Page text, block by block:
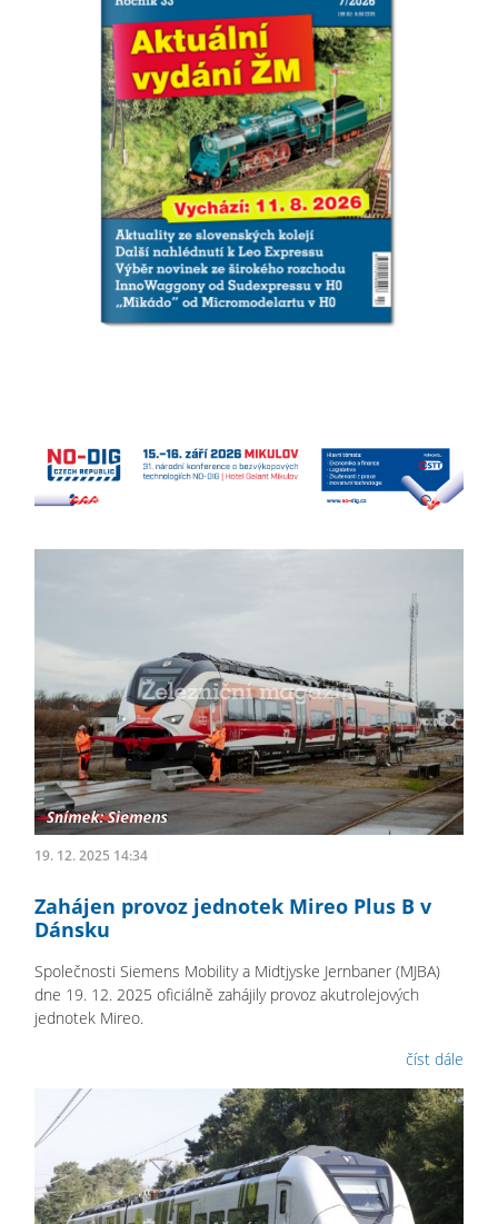
19. 12. 2025 14:34
Zahájen provoz jednotek Mireo Plus B v
Dánsku
Společnosti Siemens Mobility a Midtjyske Jernbaner (MJBA)
dne 19. 12. 2025 oficiálně zahájily provoz akutrolejových
jednotek Mireo.
číst dále